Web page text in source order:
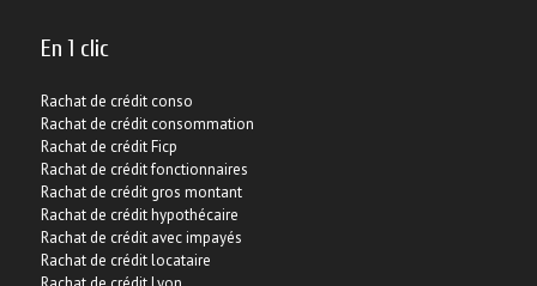
Fonctionnement et exemples : Rachat de crédits
ACTUALITÉS
ASSURANCE EMPRUNTEUR : DU NOUVEAU !!!
L’assurance emprunteur : quoi de neuf ? En
En 1 clic
Rachat de crédit conso
Rachat de crédit consommation
Rachat de crédit Ficp
Rachat de crédit fonctionnaires
Rachat de crédit gros montant
Rachat de crédit hypothécaire
Rachat de crédit avec impayés
Rachat de crédit locataire